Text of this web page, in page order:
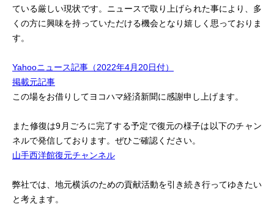
ている厳しい現状です。ニュースで取り上げられた事により、多
くの方に興味を持っていただける機会となり嬉しく思っておりま
す。
Yahooニュース記事（2022年4月20日付）
掲載元記事
この場をお借りしてヨコハマ経済新聞に感謝申し上げます。
また修復は9月ごろに完了する予定で復元の様子は以下のチャン
ネルで発信しております。ぜひご確認ください。
山手西洋館復元チャンネル
弊社では、地元横浜のための貢献活動を引き続き行ってゆきたい
と考えます。